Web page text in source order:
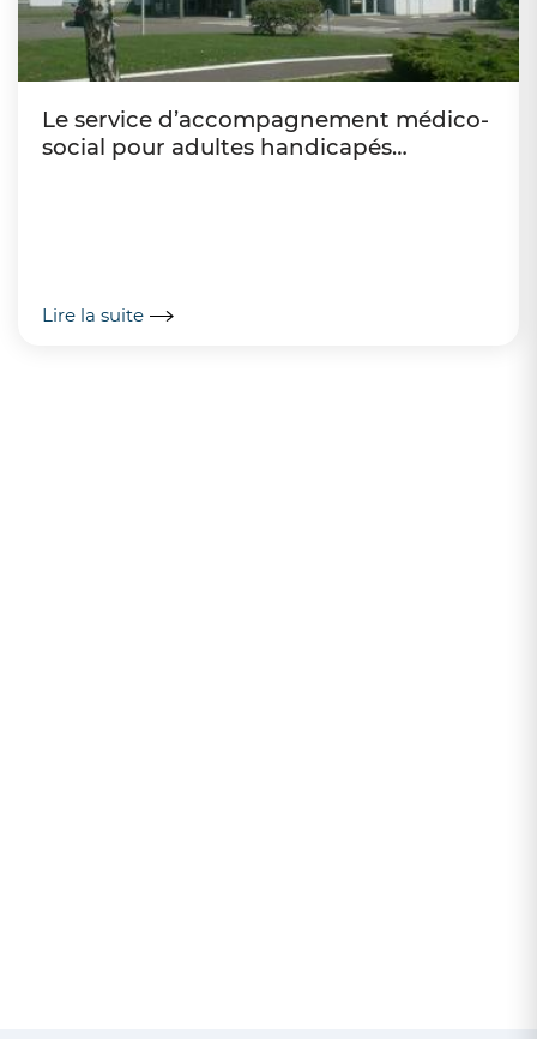
Le service d’accompagnement médico-
social pour adultes handicapés
Lire la suite